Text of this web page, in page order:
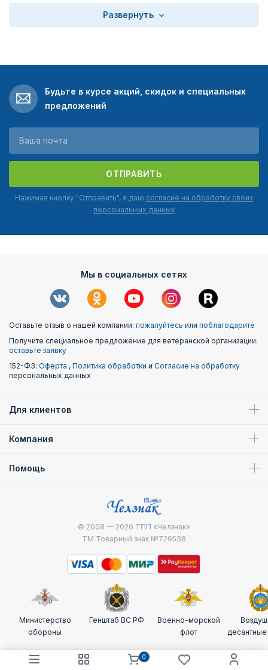
Развернуть
Будьте в курсе акций, скидок и специальных
предложений
ОТПРАВИТЬ
Нажимая кнопку "Отправить", я даю согласие на обработку своих
персональных данных
Мы в социальных сетях
Оставьте отзыв о нашей компании: пожалуйтесь или поблагодарите
Получите специальное предложение для ветеранской организации:
оставьте заявку
152-ФЗ: Оферта , Политика обработки и Согласие на обработку
персональных данных
Для клиентов
Компания
Помощь
© 2008 — 2026 ТПП «Челзнак»
ТМ Товарный знак №729538
Министерство
обороны
Генштаб ВС РФ
Военно-морской
флот
десантные
0